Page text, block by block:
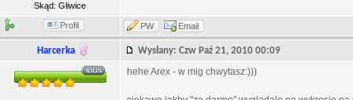
Skąd: Gliwice
Profil PW Email
Harcerka Wysłany: Czw Paź 21, 2010 00:09
hehe Arex - w mig chwytasz:)))